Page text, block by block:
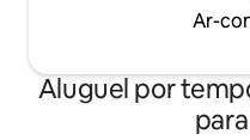
Ar-
Aluguel por